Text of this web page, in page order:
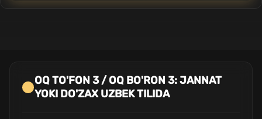
OQ TO'FON 3 / OQ BO'RON 3: JANNAT
YOKI DO'ZAX UZBEK TILIDA